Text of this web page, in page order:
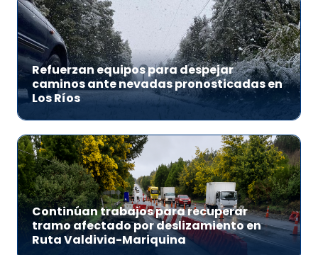
Refuerzan equipos para despejar
caminos ante nevadas pronosticadas en
Los Ríos
Continúan trabajos para recuperar
tramo afectado por deslizamiento en
Ruta Valdivia-Mariquina